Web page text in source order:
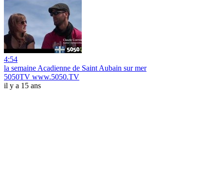
4:54
la semaine Acadienne de Saint Aubain sur mer
5050TV www.5050.TV
il y a 15 ans